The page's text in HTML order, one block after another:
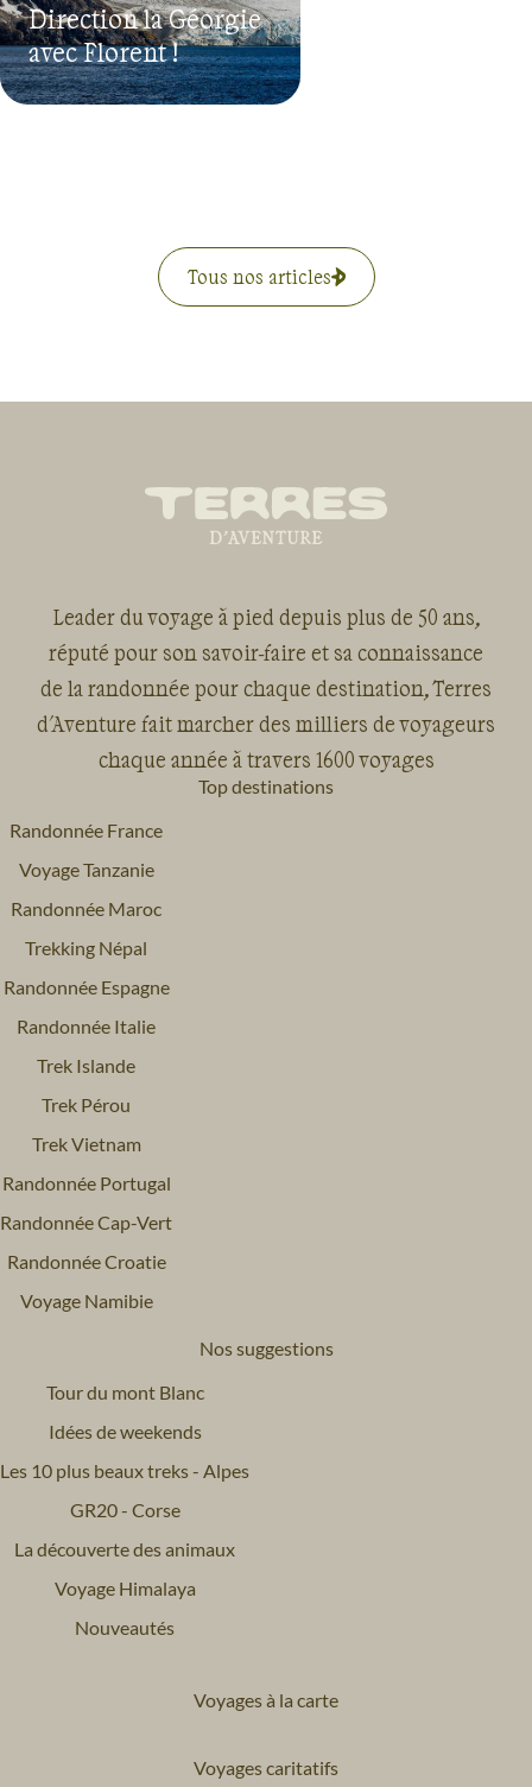
Direction la Géorgie
avec Florent !
Tous nos articles
Leader du voyage à pied depuis plus de 50 ans,
réputé pour son savoir-faire et sa connaissance
de la randonnée pour chaque destination, Terres
d'Aventure fait marcher des milliers de voyageurs
chaque année à travers 1600 voyages
Top destinations
Randonnée France
Voyage Tanzanie
Randonnée Maroc
Trekking Népal
Randonnée Espagne
Randonnée Italie
Trek Islande
Trek Pérou
Trek Vietnam
Randonnée Portugal
Randonnée Cap-Vert
Randonnée Croatie
Voyage Namibie
Nos suggestions
Tour du mont Blanc
Idées de weekends
Les 10 plus beaux treks - Alpes
GR20 - Corse
La découverte des animaux
Voyage Himalaya
Nouveautés
Voyages à la carte
Voyages caritatifs